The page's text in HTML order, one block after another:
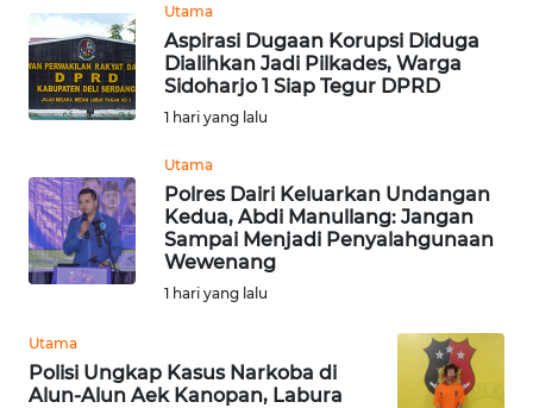
Utama
Aspirasi Dugaan Korupsi Diduga
Dialihkan Jadi Pilkades, Warga
Sidoharjo 1 Siap Tegur DPRD
1 hari yang lalu
Utama
Polres Dairi Keluarkan Undangan
Kedua, Abdi Manullang: Jangan
Sampai Menjadi Penyalahgunaan
Wewenang
1 hari yang lalu
Utama
Polisi Ungkap Kasus Narkoba di
Alun-Alun Aek Kanopan, Labura
JAMBI
WN
SULTRA
NTB
WN
SULTENG
WN
SULBAR